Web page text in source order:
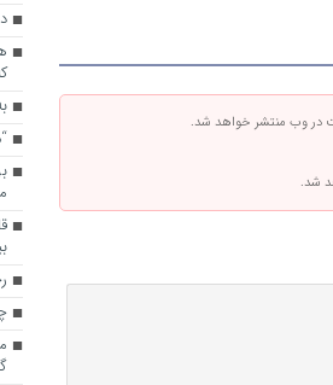
در وب منتشر خواهد شد.
شد.